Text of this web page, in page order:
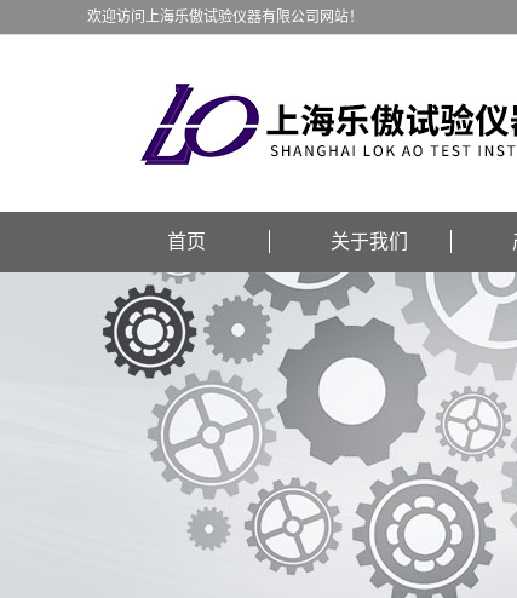
欢迎访问上海乐傲试验仪器有限公司网站！
首页 关于我们